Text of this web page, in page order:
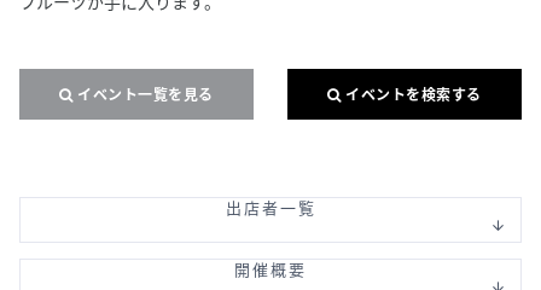
イベント一覧を見る イベントを検索する
出店者一覧
開催概要